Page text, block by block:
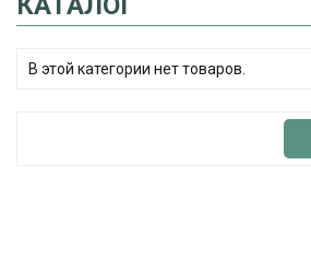
В этой категории нет товаров.